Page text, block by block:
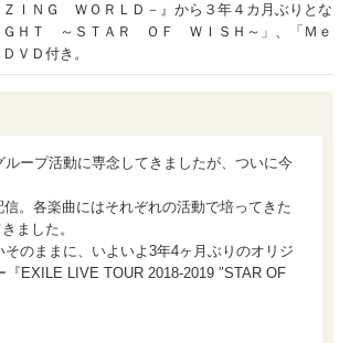
ＮＧ ＷＯＲＬＤ－』から３年４カ月ぶりとな
ＨＴ ～ＳＴＡＲ ＯＦ ＷＩＳＨ～」、「Ｍｅ
ＶＤ付き。
ープ活動に専念してきましたが、ついに今
。各楽曲にはそれぞれの活動で培ってきた
ました。
のままに、いよいよ3年4ヶ月ぶりのオリジ
EXILE LIVE TOUR 2018-2019 ″STAR OF